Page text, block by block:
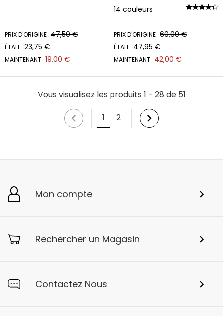
PRIX D'ORIGINE 47,50 €
ÉTAIT 23,75 €
MAINTENANT 19,00 €
14 couleurs
PRIX D'ORIGINE 60,00 €
ÉTAIT 47,95 €
MAINTENANT 42,00 €
Vous visualisez les produits 1 - 28 de 51
1
2
Mon compte
Rechercher un Magasin
Contactez Nous